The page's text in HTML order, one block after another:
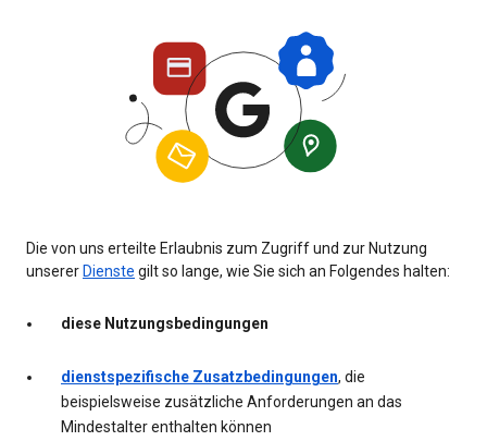
Die von uns erteilte Erlaubnis zum Zugriff und zur Nutzung
unsererDienste gilt so lange, wie Sie sich an Folgendes halten:
diese Nutzungsbedingungen
dienstspezifische Zusatzbedingungen, die
beispielsweise zusätzliche Anforderungen an das
Mindestalter enthalten können